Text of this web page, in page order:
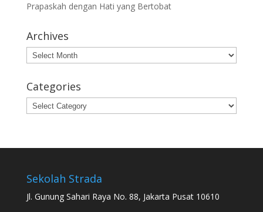
Prapaskah dengan Hati yang Bertobat
Archives
Archives
Categories
Categories
Sekolah Strada
Jl. Gunung Sahari Raya No. 88, Jakarta Pusat 10610